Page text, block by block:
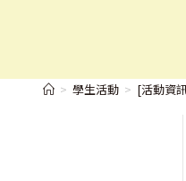
> 學生活動 > [活動資